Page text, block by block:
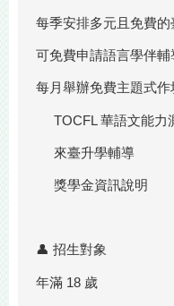
每季安排多元且免費
可免費申請語言學伴
每月舉辦免費主題式作
TOCFL 華語文能力
來臺升學輔導
獎學金資訊說明
👤 招生對象
年滿 18 歲